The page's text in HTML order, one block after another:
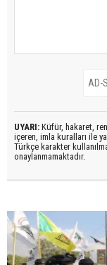
UYARI: Küfür, hakaret,
içeren, imla kuralları ile
Türkçe karakter
onaylanmamaktadır.